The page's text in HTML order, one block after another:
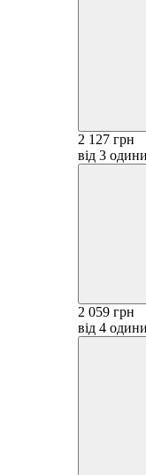
2 127 грн
від 3
2 059 грн
від 4